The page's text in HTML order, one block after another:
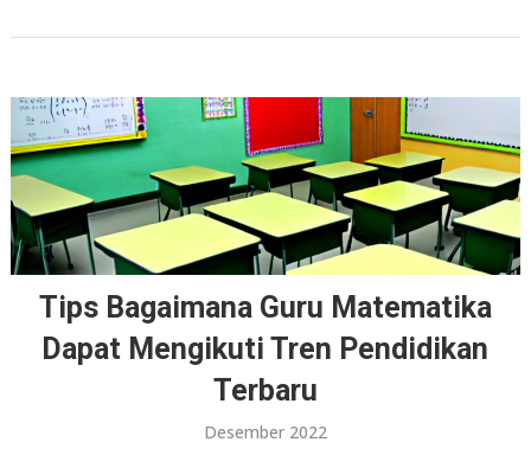
Tips Bagaimana Guru Matematika
Dapat Mengikuti Tren Pendidikan
Terbaru
Desember 2022